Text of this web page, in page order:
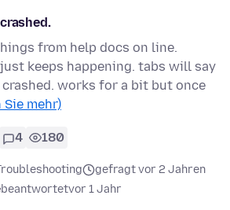
from help docs on line.
keeps happening. tabs will say
works for a bit but once
Sie mehr)
4 180
gefragt vor 2 Jahren
beantwortetvor 1 Jahr